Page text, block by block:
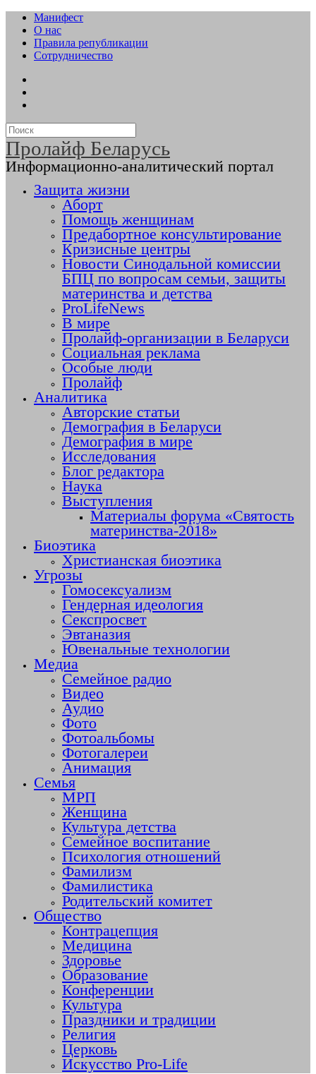
Манифест
О нас
Правила републикации
Сотрудничество
Пролайф Беларусь
Информационно-аналитический портал
Защита жизни
Аборт
Помощь женщинам
Предабортное консультирование
Кризисные центры
Новости Синодальной комиссии
БПЦ по вопросам семьи, защиты
материнства и детства
ProLifeNews
В мире
Пролайф-организации в Беларуси
Социальная реклама
Особые люди
Пролайф
Аналитика
Авторские статьи
Демография в Беларуси
Демография в мире
Исследования
Блог редактора
Наука
Выступления
Материалы форума «Святость
материнства-2018»
Биоэтика
Христианская биоэтика
Угрозы
Гомосексуализм
Гендерная идеология
Секспросвет
Эвтаназия
Ювенальные технологии
Медиа
Семейное радио
Видео
Аудио
Фото
Фотоальбомы
Фотогалереи
Анимация
Семья
МРП
Женщина
Культура детства
Семейное воспитание
Психология отношений
Фамилизм
Фамилистика
Родительский комитет
Общество
Контрацепция
Медицина
Здоровье
Образование
Конференции
Культура
Праздники и традиции
Религия
Церковь
Искусство Pro-Life